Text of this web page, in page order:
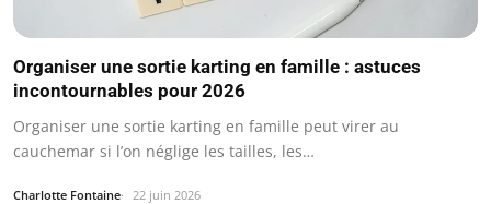
Organiser une sortie karting en famille : astuces
incontournables pour 2026
Organiser une sortie karting en famille peut virer au
cauchemar si l’on néglige les tailles, les…
Charlotte Fontaine 22 juin 2026